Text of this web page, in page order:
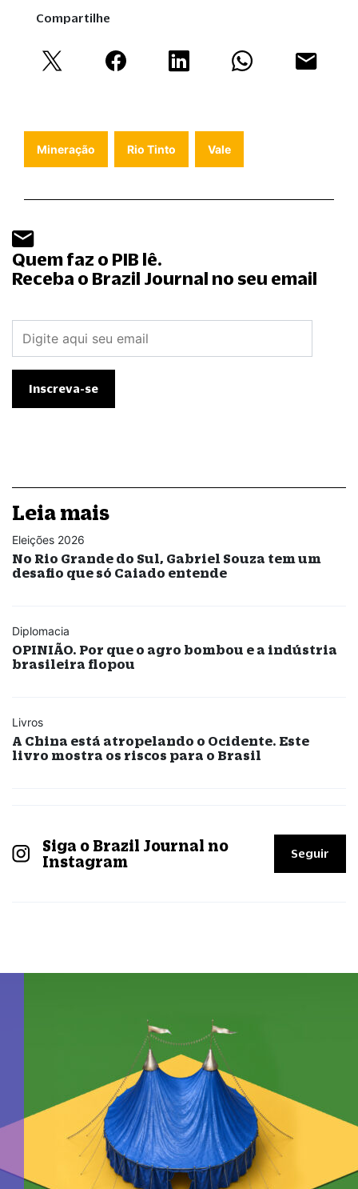
Compartilhe
Mineração Rio Tinto Vale
Quem faz o PIB lê.
Receba o Brazil Journal no seu email
Leia mais
Eleições 2026
No Rio Grande do Sul, Gabriel Souza tem um
desafio que só Caiado entende
Diplomacia
OPINIÃO. Por que o agro bombou e a indústria
brasileira flopou
Livros
A China está atropelando o Ocidente. Este
livro mostra os riscos para o Brasil
Siga o Brazil Journal no
Instagram
Seguir